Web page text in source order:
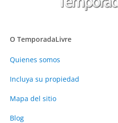
O TemporadaLivre
Quienes somos
Incluya su propiedad
Mapa del sitio
Blog